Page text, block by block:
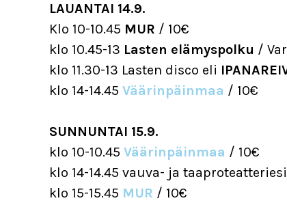
LAUANTAI 14.9.
Klo 10-10.45 MUR / 10€
klo 10.45-13 Lasten elämyspolku /
klo 11.30-13 Lasten disco eli
klo 14-14.45 Väärinpäinmaa / 10€
SUNNUNTAI 15.9.
klo 10-10.45 Väärinpäinmaa / 10€
klo 14-14.45 vauva- ja
klo 15-15.45 MUR / 10€